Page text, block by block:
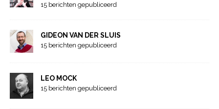
15 berichten gepubliceerd
GIDEON VAN DER SLUIS
15 berichten gepubliceerd
LEO MOCK
15 berichten gepubliceerd